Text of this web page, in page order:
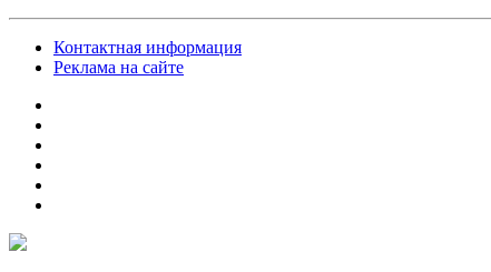
Контактная информация
Реклама на сайте